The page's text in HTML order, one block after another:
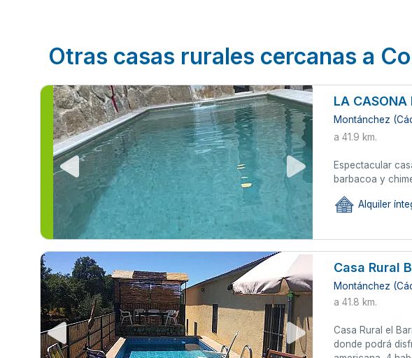
Otras casas rurales cercanas a
LA CASONA
Montánchez
a 41.9 km.
Espectacular
barbacoa y
Alquiler
Casa Rural
Montánchez
a 41.8 km.
Casa Rural el
donde podrá